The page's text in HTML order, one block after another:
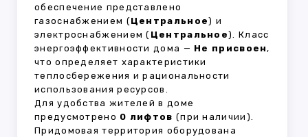
обеспечение представлено
газоснабжением (Центральное) и
электроснабжением ( Центральное). Класс
энергоэффективности дома — Не присвоен,
что определяет характеристики
теплосбережения и рациональности
использования ресурсов.
Для удобства жителей в доме
предусмотрено 0 лифтов (при наличии).
Придомовая территория оборудована